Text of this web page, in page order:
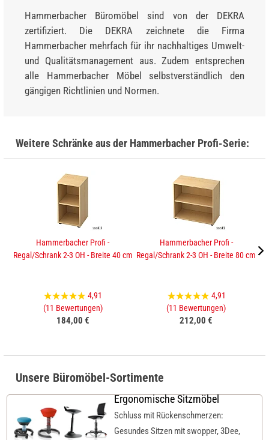
Hammerbacher Büromöbel sind von der DEKRA
zertifiziert. Die DEKRA zeichnete die Firma
Hammerbacher mehrfach für ihr nachhaltiges Umwelt-
und Qualitätsmanagement aus. Zudem entsprechen
alle Hammerbacher Möbel selbstverständlich den
gängigen Richtlinien und Normen.
Weitere Schränke aus der Hammerbacher Profi-Serie:
Hammerbacher Profi -
Regal/Schrank 2-3 OH - Breite 40 cm
4,91
(11 Bewertungen)
184,00 €
Hammerbacher Profi -
Regal/Schrank 2-3 OH - Breite 80 cm
4,91
(11 Bewertungen)
212,00 €
Unsere Büromöbel-Sortimente
Ergonomische Sitzmöbel
Schluss mit Rückenschmerzen:
Gesundes Sitzen mit swopper, 3Dee,